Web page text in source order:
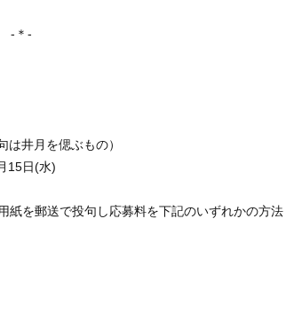
-＊-
は井月を偲ぶもの）
15日(水)
紙を郵送で投句し応募料を下記のいずれかの方法